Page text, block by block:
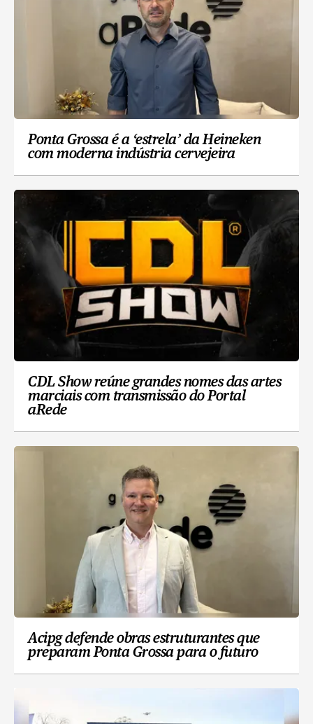
Ponta Grossa é a ‘estrela’ da Heineken
com moderna indústria cervejeira
CDL Show reúne grandes nomes das artes
marciais com transmissão do Portal
aRede
Acipg defende obras estruturantes que
preparam Ponta Grossa para o futuro